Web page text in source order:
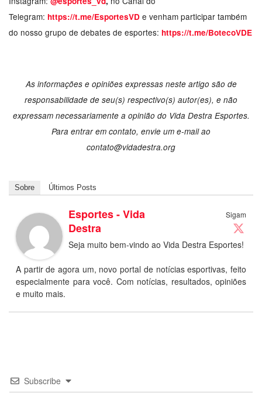
Telegram: https://t.me/EsportesVD e venham participar também
do nosso grupo de debates de esportes: https://t.me/BotecoVDE
As informações e opiniões expressas neste artigo são de
responsabilidade de seu(s) respectivo(s) autor(es), e não
expressam necessariamente a opinião do Vida Destra Esportes.
Para entrar em contato, envie um e-mail ao
contato@vidadestra.org
Sobre Últimos Posts
Sigam
Esportes - Vida
Destra
Seja muito bem-vindo ao Vida Destra Esportes!
A partir de agora um, novo portal de notícias esportivas, feito
especialmente para você. Com notícias, resultados, opiniões
e muito mais.
Subscribe